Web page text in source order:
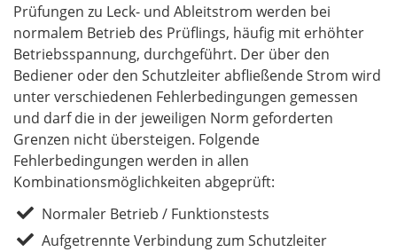
Prüfungen zu Leck- und Ableitstrom werden bei
normalem Betrieb des Prüflings, häufig mit erhöhter
Betriebsspannung, durchgeführt. Der über den
Bediener oder den Schutzleiter abfließende Strom wird
unter verschiedenen Fehlerbedingungen gemessen
und darf die in der jeweiligen Norm geforderten
Grenzen nicht übersteigen. Folgende
Fehlerbedingungen werden in allen
Kombinationsmöglichkeiten abgeprüft:
Normaler Betrieb / Funktionstests
Aufgetrennte Verbindung zum Schutzleiter